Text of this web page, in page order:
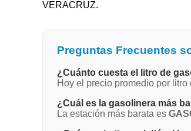
VERACRUZ.
Preguntas Frecuentes
¿Cuánto cuesta el litro de
Hoy el precio promedio por
¿Cuál es la gasolinera más
La estación más barata es